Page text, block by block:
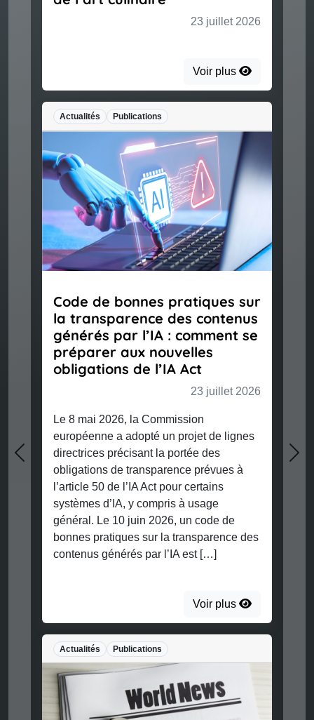
23 juillet 2026
Voir plus
Actualités Publications
Code de bonnes pratiques sur
la transparence des contenus
générés par l’IA : comment se
préparer aux nouvelles
obligations de l’IA Act
23 juillet 2026
Le 8 mai 2026, la Commission
européenne a adopté un projet de lignes
directrices précisant la portée des
obligations de transparence prévues à
l’article 50 de l’IA Act pour certains
systèmes d’IA, y compris à usage
général. Le 10 juin 2026, un code de
bonnes pratiques sur la transparence des
contenus générés par l’IA est […]
Voir plus
Actualités Publications
Previous